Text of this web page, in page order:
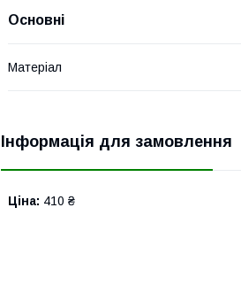
Основні
Матеріал
Інформація для замовлення
Ціна: 410 ₴